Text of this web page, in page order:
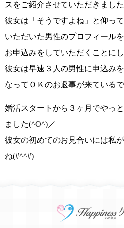
スをご紹介させていただきました
彼女は 「そうですよね」
と仰っ
いただいた男性のプロフィール
お申込みをしていただくことにし
彼女は早速３人の男性に申込みを
なってＯＫのお返事が来ている
婚活スタートから３ヶ月でやっ
ました(^O^)／
彼女の初めてのお見合いには私
ね(#^^#)